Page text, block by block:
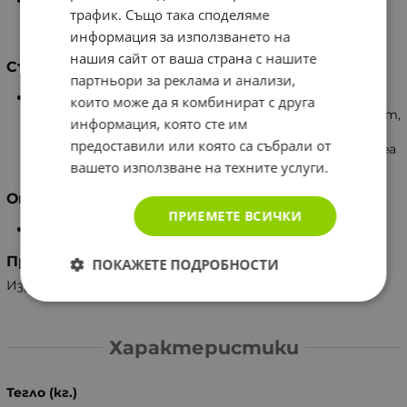
цялата дължина на косата. Измийте добре след 5
минути.
Съставки
Aqua (Water), Cetyl Alcohol, Cetrimonium Chloride,
Phenoxyethanol, DMDM Hydantion, Paraffinum Liquidum,
Butyrospermum Parkii (Shea) Butter, Glyceryl Stearate,
Parfum, Honey, Ethylhexylglycerin, Maris Aqua (Dead Sea
Minerals), Triethanolamine, Citric Acid.
Опаковка
Производител
Израел, A-Meshi Indrustries
Характеристики
Тегло (кг.)
трафик. Също така споделяме
информация за използването на
нашия сайт от ваша страна с нашите
партньори за реклама и анализи,
които може да я комбинират с друга
информация, която сте им
предоставили или която са събрали от
вашето използване на техните услуги.
ПРИЕМЕТЕ ВСИЧКИ
ПОКАЖЕТЕ ПОДРОБНОСТИ